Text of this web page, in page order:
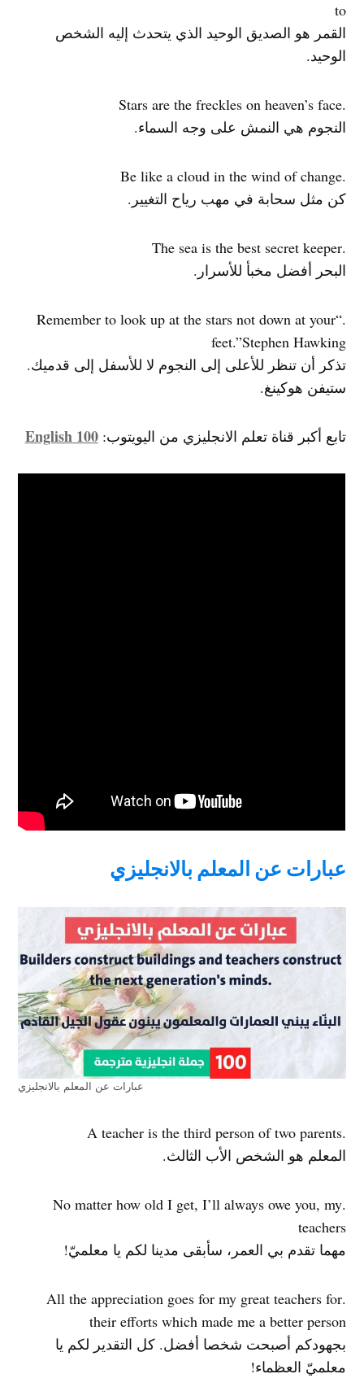
to
القمر هو الصديق الوحيد الذي يتحدث إليه الشخص
الوحيد.
.Stars are the freckles on heaven’s face
النجوم هي النمش على وجه السماء.
.Be like a cloud in the wind of change
كن مثل سحابة في مهب رياح التغيير.
.The sea is the best secret keeper
البحر أفضل مخبأ للأسرار.
.“Remember to look up at the stars not down at your
feet.”Stephen Hawking
تذكر أن تنظر للأعلى إلى النجوم لا للأسفل إلى قدميك.
ستيفن هوكينغ.
تابع أكبر قناة تعلم الانجليزي من اليويتوب:English 100
عبارات عن المعلم بالانجليزي
عبارات عن المعلم بالانجليزي
.A teacher is the third person of two parents
المعلم هو الشخص الأب الثالث.
.No matter how old I get, I’ll always owe you, my
teachers
مهما تقدم بي العمر، سأبقى مدينا لكم يا معلميّ!
.All the appreciation goes for my great teachers for
their efforts which made me a better person
بجهودكم أصبحت شخصا أفضل. كل التقدير لكم يا
معلميّ العظماء!